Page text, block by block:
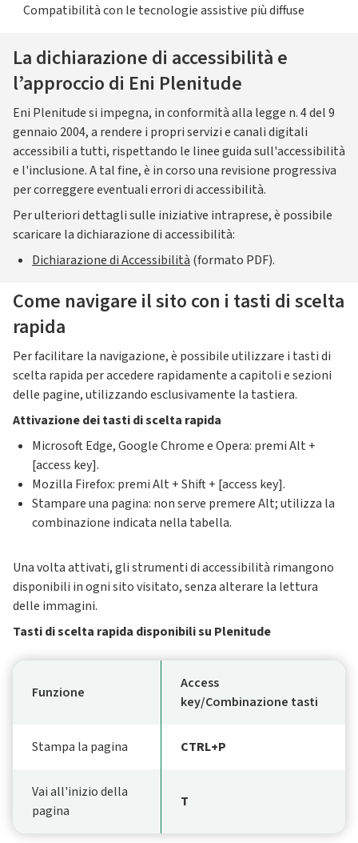
Compatibilità con le tecnologie assistive più diffuse
La dichiarazione di accessibilità e
l’approccio di Eni Plenitude
Eni Plenitude si impegna, in conformità alla legge n. 4 del 9
gennaio 2004, a rendere i propri servizi e canali digitali
accessibili a tutti, rispettando le linee guida sull'accessibilità
e l'inclusione. A tal fine, è in corso una revisione progressiva
per correggere eventuali errori di accessibilità.
Per ulteriori dettagli sulle iniziative intraprese, è possibile
scaricare la dichiarazione di accessibilità:
Dichiarazione di Accessibilità (formato PDF).
Come navigare il sito con i tasti di scelta
rapida
Per facilitare la navigazione, è possibile utilizzare i tasti di
scelta rapida per accedere rapidamente a capitoli e sezioni
delle pagine, utilizzando esclusivamente la tastiera.
Attivazione dei tasti di scelta rapida
Microsoft Edge, Google Chrome e Opera: premi Alt +
[access key].
Mozilla Firefox: premi Alt + Shift + [access key].
Stampare una pagina: non serve premere Alt; utilizza la
combinazione indicata nella tabella.
Una volta attivati, gli strumenti di accessibilità rimangono
disponibili in ogni sito visitato, senza alterare la lettura
delle immagini.
Tasti di scelta rapida disponibili su Plenitude
Funzione
Access
key/Combinazione tasti
Stampa la pagina CTRL+P
Vai all'inizio della
pagina
T